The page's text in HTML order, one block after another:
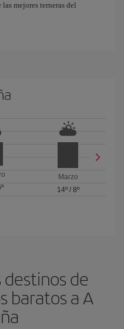
mejores terneras del
Marzo
14º/ 8º
de
baratos a A